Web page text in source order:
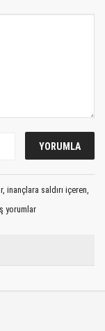
saldırı içeren,
yorumlar